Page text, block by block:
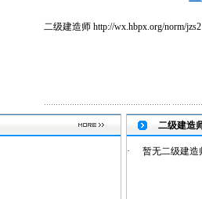
二级建造师 http://wx.hbpx.org/norm/
二级建造
· 暂无二级建造